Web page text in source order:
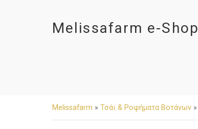
Melissafarm e-Shop
Melissafarm » Τσάι & Ροφήματα Βοτάνων »